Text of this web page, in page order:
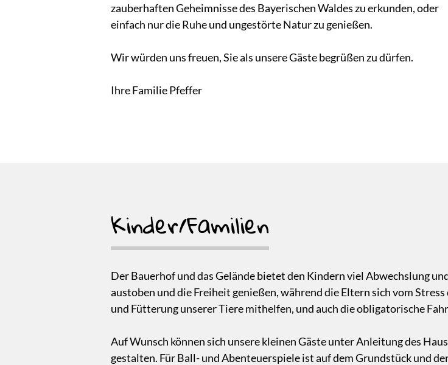
zauberhaften Geheimnisse des Bayerischen Waldes zu erkunden, oder
einfach nur die Ruhe und ungestörte Natur zu genießen.
Wir würden uns freuen, Sie als unsere Gäste begrüßen zu dürfen.
Ihre Familie Pfeffer
Kinder/Familien
Der Bauerhof und das Gelände bietet den Kindern viel Abwechslung
austoben und die Freiheit genießen, während die Eltern sich vom
und Fütterung unserer Tiere mithelfen, und auch die obligatorische
Auf Wunsch können sich unsere kleinen Gäste unter Anleitung des
gestalten. Für Ball- und Abenteuerspiele ist auf dem Grundstück und